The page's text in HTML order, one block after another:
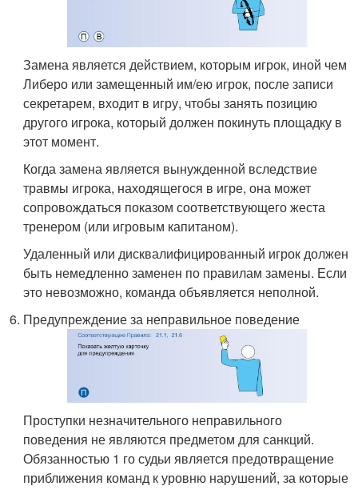
Замена является действием, которым игрок, иной чем
Либеро или замещенный им/ею игрок, после записи
секретарем, входит в игру, чтобы занять позицию
другого игрока, который должен покинуть площадку в
этот момент.
Когда замена является вынужденной вследствие
травмы игрока, находящегося в игре, она может
сопровождаться показом соответствующего жеста
тренером (или игровым капитаном).
Удаленный или дисквалифицированный игрок должен
быть немедленно заменен по правилам замены. Если
это невозможно, команда объявляется неполной.
Предупреждение за неправильное поведение
Проступки незначительного неправильного
поведения не являются предметом для санкций.
Обязанностью 1 го судьи является предотвращение
приближения команд к уровню нарушений, за которые